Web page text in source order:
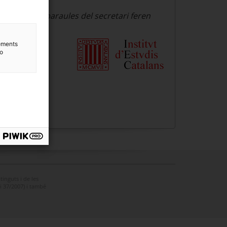
Les paraules del secretari feren